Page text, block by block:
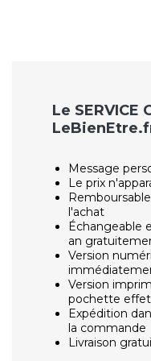
Le SERVICE
Message
Le prix
l'achat
Échangeable
an
Version
Version
pochette
Expédition
la commande
Livraison